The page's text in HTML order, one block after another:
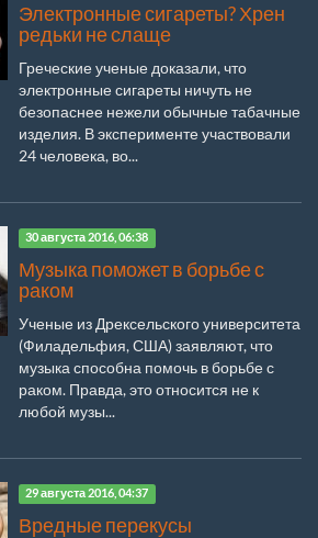
Электронные сигареты? Хрен
редьки не слаще
Греческие ученые доказали, что
электронные сигареты ничуть не
безопаснее нежели обычные табачные
изделия. В эксперименте участвовали
24 человека, во...
30 августа 2016, 06:38
Музыка поможет в борьбе с
раком
Ученые из Дрексельского университета
(Филадельфия, США) заявляют, что
музыка способна помочь в борьбе с
раком. Правда, это относится не к
любой музы...
29 августа 2016, 04:37
Вредные перекусы